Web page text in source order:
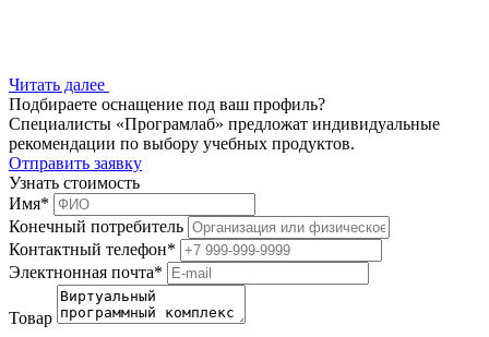
Читать далее
Подбираете оснащение под ваш профиль?
Специалисты «Програмлаб» предложат индивидуальные
рекомендации по выбору учебных продуктов.
Отправить заявку
Узнать стоимость
Имя*
Конечный потребитель
Контактный телефон*
Электнонная почта*
Товар